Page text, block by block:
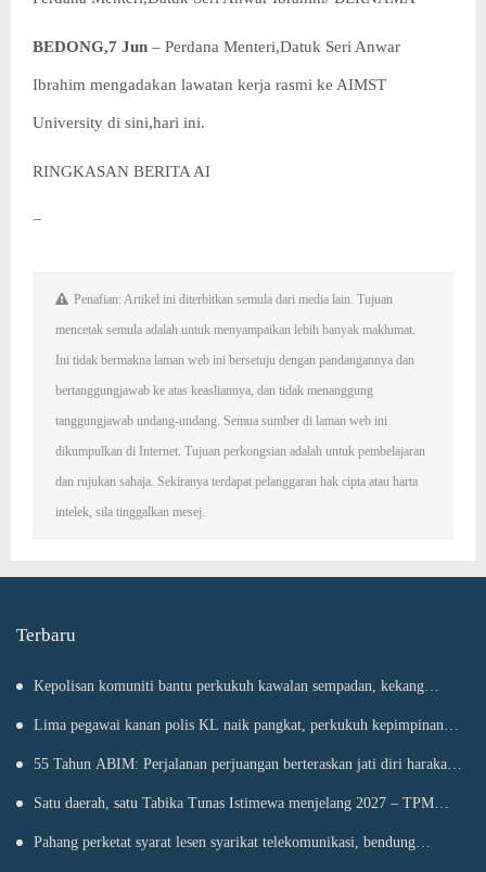
BEDONG,7 Jun – Perdana Menteri,Datuk Seri Anwar
Ibrahim mengadakan lawatan kerja rasmi ke AIMST
University di sini,hari ini.
RINGKASAN BERITA AI
−
Penafian: Artikel ini diterbitkan semula dari media lain. Tujuan
mencetak semula adalah untuk menyampaikan lebih banyak maklumat.
Ini tidak bermakna laman web ini bersetuju dengan pandangannya dan
bertanggungjawab ke atas keasliannya, dan tidak menanggung
tanggungjawab undang-undang. Semua sumber di laman web ini
dikumpulkan di Internet. Tujuan perkongsian adalah untuk pembelajaran
dan rujukan sahaja. Sekiranya terdapat pelanggaran hak cipta atau harta
intelek, sila tinggalkan mesej.
Terbaru
Kepolisan komuniti bantu perkukuh kawalan sempadan, kekang
penyeludupan
Lima pegawai kanan polis KL naik pangkat, perkukuh kepimpinan
pasukan
55 Tahun ABIM: Perjalanan perjuangan berteraskan jati diri harakah
Islamiah – PM
Satu daerah, satu Tabika Tunas Istimewa menjelang 2027 – TPM
ZahidPahang perketat syarat lesen syarikat telekomunikasi, bendung